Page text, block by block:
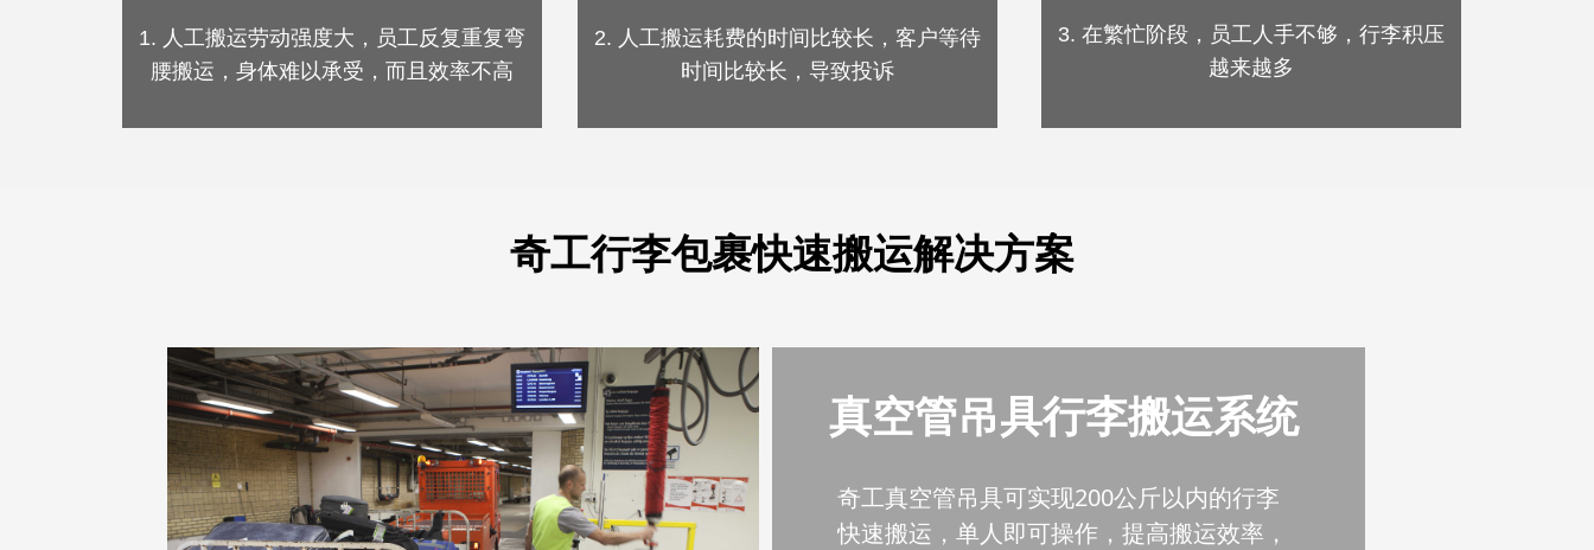
1. 人工搬运劳动强度大，员工反复重复弯
腰搬运，身体难以承受，而且效率不高
3. 在繁忙阶段，员工人手不够，行李积压
越来越多
2. 人工搬运耗费的时间比较长，客户等待
时间比较长，导致投诉
真空管吊具行李搬运系统
奇工真空管吊具可实现200公斤以内的行李
快速搬运，单人即可操作，提高搬运效率，
奇工行李包裹快速搬运解决方案